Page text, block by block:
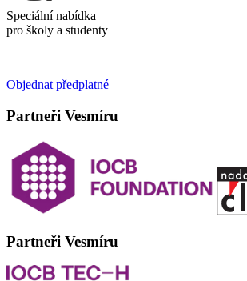
Speciální nabídka
pro školy a studenty
Objednat předplatné
Partneři Vesmíru
Partneři Vesmíru